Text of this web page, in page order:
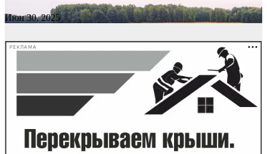
Июн 30, 2025
РЕКЛАМА